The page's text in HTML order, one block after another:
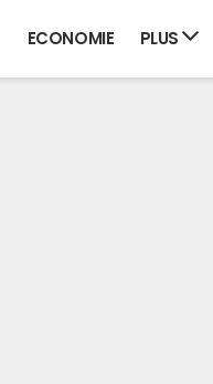
ECONOMIE PLUS